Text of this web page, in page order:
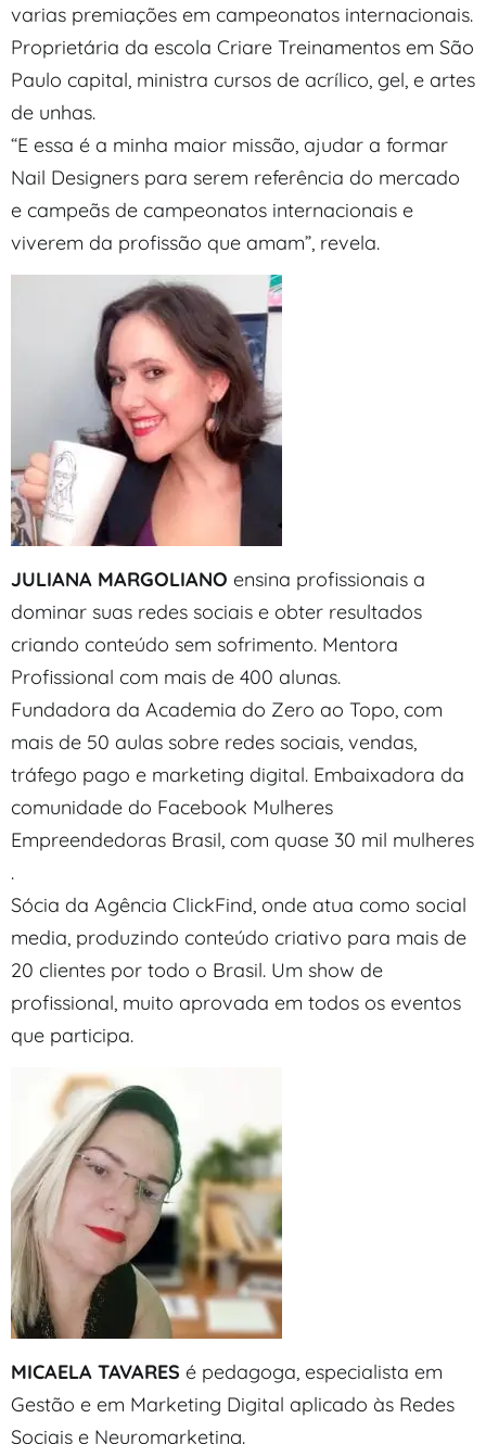
varias premiações em campeonatos internacionais.
Proprietária da escola Criare Treinamentos em São
Paulo capital, ministra cursos de acrílico, gel, e artes
de unhas.
“E essa é a minha maior missão, ajudar a formar
Nail Designers para serem referência do mercado
e campeãs de campeonatos internacionais e
viverem da profissão que amam”, revela.
JULIANA MARGOLIANO ensina profissionais a
dominar suas redes sociais e obter resultados
criando conteúdo sem sofrimento. Mentora
Profissional com mais de 400 alunas.
Fundadora da Academia do Zero ao Topo, com
mais de 50 aulas sobre redes sociais, vendas,
tráfego pago e marketing digital. Embaixadora da
comunidade do Facebook Mulheres
Empreendedoras Brasil, com quase 30 mil mulheres
.
Sócia da Agência ClickFind, onde atua como social
media, produzindo conteúdo criativo para mais de
20 clientes por todo o Brasil. Um show de
profissional, muito aprovada em todos os eventos
que participa.
MICAELA TAVARES é pedagoga, especialista em
Gestão e em Marketing Digital aplicado às Redes
Sociais e Neuromarketing.